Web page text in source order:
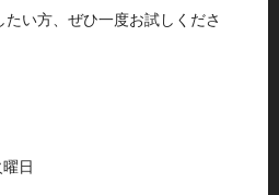
い方、ぜひ一度お試しくださ
曜日